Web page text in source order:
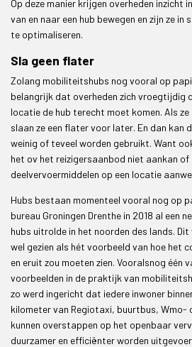
Op deze manier krijgen overheden inzicht
van en naar een hub bewegen en zijn ze
te optimaliseren.
Sla geen flater
Zolang mobiliteitshubs nog vooral op
belangrijk dat overheden zich vroegtijdig
locatie de hub terecht moet komen. Als
slaan ze een flater voor later. En dan kan
weinig of teveel worden gebruikt. Want
het ov het reizigersaanbod niet aankan of
deelvervoermiddelen op een locatie
Hubs bestaan momenteel vooral nog op
bureau Groningen Drenthe in 2018 al een
hubs uitrolde in het noorden des lands.
wel gezien als hét voorbeeld van hoe het
en eruit zou moeten zien. Vooralsnog één
voorbeelden in de praktijk van
zo werd ingericht dat iedere inwoner
kilometer van Regiotaxi, buurtbus, Wmo-
kunnen overstappen op het openbaar
duurzamer en efficiënter worden